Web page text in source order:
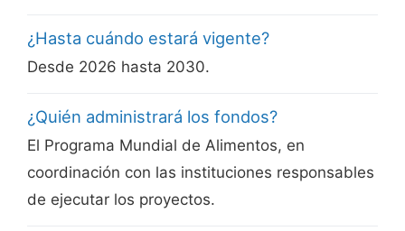
¿Hasta cuándo estará vigente?
Desde 2026 hasta 2030.
¿Quién administrará los fondos?
El Programa Mundial de Alimentos, en
coordinación con las instituciones responsables
de ejecutar los proyectos.